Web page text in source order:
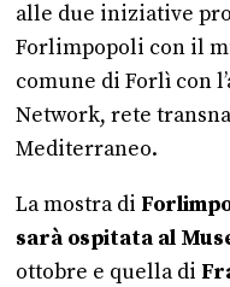
alle due iniziative
Forlimpopoli con il
comune di Forlì con
Network, rete
Mediterraneo.
La mostra di
sarà ospitata al
ottobre e quella di